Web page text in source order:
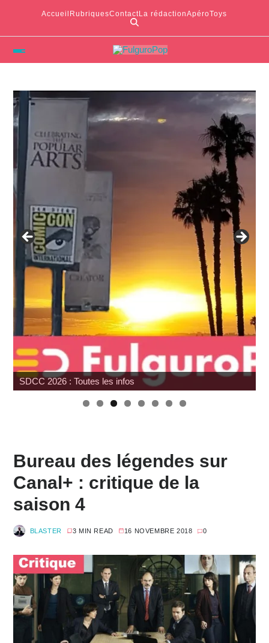
Accueil RubriquesContactLa rédactionApéroToys
SDCC 2026 : Toutes les infos
Bureau des légendes sur
Canal+ : critique de la
saison 4
BLASTER 3 MIN READ 16 NOVEMBRE 2018 0